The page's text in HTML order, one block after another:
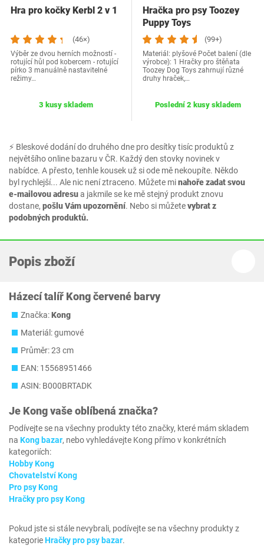
⚡ Bleskové dodání do druhého dne pro desítky tisíc produktů z
největšího online bazaru v ČR. Každý den stovky novinek v
nabídce. A přesto, tenhle kousek už si ode mě nekoupíte. Někdo
byl rychlejší... Ale nic není ztraceno. Můžete minahoře zadat svou
e-mailovou adresua jakmile se ke mě stejný produkt znovu
dostane, pošlu Vám upozornění. Nebo si můžetevybrat z
podobných produktů.
Hra pro kočky Kerbl 2 v 1
(46×)
Výběr ze dvou herních možností -
rotující hůl pod kobercem - rotující
pírko 3 manuálně nastavitelné
režimy…
3 kusy skladem
Hračka pro psy Toozey
Puppy Toys
(99+)
Materiál: plyšové Počet balení (dle
výrobce): 1 Hračky pro štěňata
Toozey Dog Toys zahrnují různé
druhy hraček,…
Poslední 2 kusy skladem
Popis zboží
Házecí talíř Kong červené barvy
Značka:Kong
Materiál: gumové
Průměr: 23 cm
EAN: 15568951466
ASIN: B000BRTADK
Je Kongvaše oblíbená značka?
Podívejte se na všechny produkty této značky, které mám skladem
na Kong bazar, nebo vyhledávejte Kong přímo v konkrétních
kategoriích:
Hobby Kong
Chovatelství Kong
Pro psy Kong
Hračky pro psy Kong
Pokud jste si stále nevybrali, podívejte se na všechny produkty z
kategorieHračky pro psy bazar.